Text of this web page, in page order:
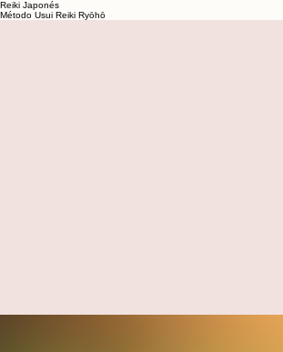
Reiki Japonés
Método Usui Reiki Ryōhō